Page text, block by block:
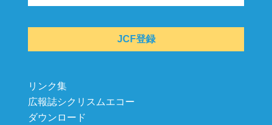
JCF登録
リンク集
広報誌シクリスムエコー
ダウンロード